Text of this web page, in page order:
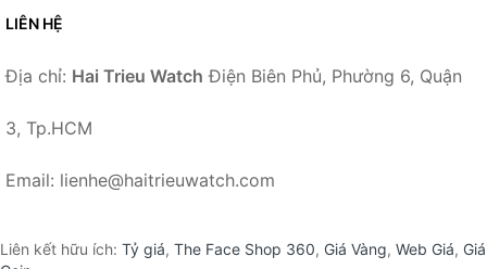
LIÊN HỆ
Địa chỉ: Hai Trieu Watch Điện Biên Phủ, Phường 6, Quận
3, Tp.HCM
Email: lienhe@haitrieuwatch.com
Liên kết hữu ích: Tỷ giá, The Face Shop 360, Giá Vàng, Web Giá, Giá